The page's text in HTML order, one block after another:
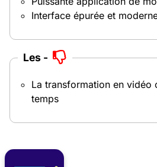
Outil Vidéo Cartoon :9.5/10
Disponible sur :
PowerDirector est une
remarquable qui peut
animés.
En un clic, ses fonctionnalités
donnent à vos vidéos une toute
donnent l'impression que vous